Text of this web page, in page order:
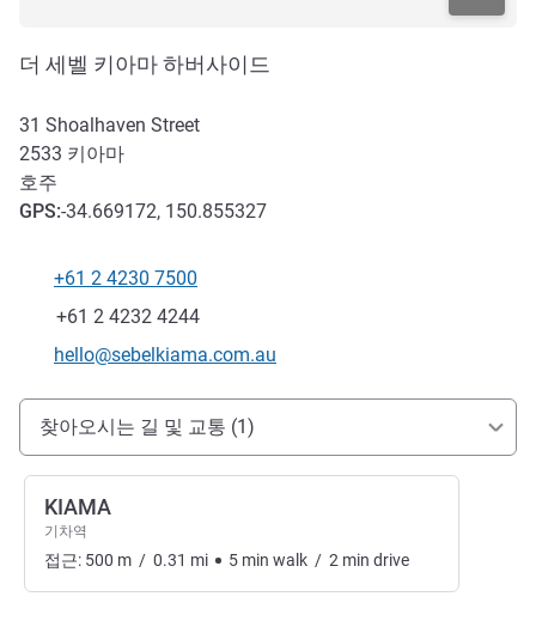
더 세벨 키아마 하버사이드
31 Shoalhaven Street
2533 키아마
호주
GPS:-34.669172, 150.855327
전화
+61 2 4230 7500
팩스
+61 2 4232 4244
E-mail
hello@sebelkiama.com.au
호텔 접근 및 교통
찾아오시는 길 및 교통 (1)
KIAMA
기차역
접근: 500 m / 0.31 mi 5 min walk / 2 min drive